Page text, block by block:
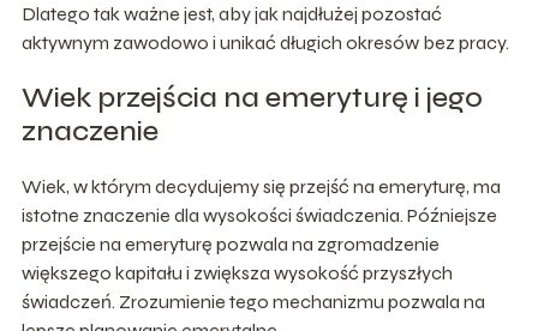
Dlatego tak ważne jest, aby jak najdłużej pozostać
aktywnym zawodowo i unikać długich okresów bez pracy.
Wiek przejścia na emeryturę i jego
znaczenie
Wiek, w którym decydujemy się przejść na emeryturę, ma
istotne znaczenie dla wysokości świadczenia. Późniejsze
przejście na emeryturę pozwala na zgromadzenie
większego kapitału i zwiększa wysokość przyszłych
świadczeń. Zrozumienie tego mechanizmu pozwala na